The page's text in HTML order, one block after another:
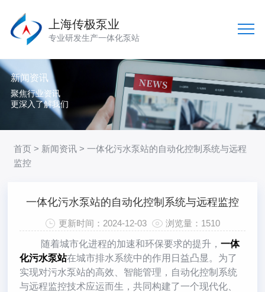
上海传极泵业
专业研发生产一体化泵站
新闻资讯
聚焦行业资讯
更深入了解我们
首页 > 新闻资讯 > 一体化污水泵站的自动化控制系统与远程
监控
一体化污水泵站的自动化控制系统与远程监控
更新时间：2024-12-03 浏览量：1510
随着城市化进程的加速和环保要求的提升，一体
化污水泵站在城市排水系统中的作用日益凸显。为了
实现对污水泵站的高效、智能管理，自动化控制系统
与远程监控技术应运而生，共同构建了一个现代化、